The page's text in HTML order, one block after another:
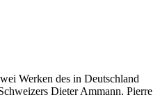
Werken des in Deutschland
Dieter Ammann, Pierre